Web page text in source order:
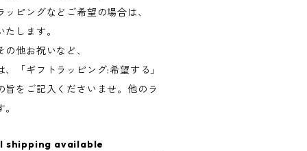
ピングなどご希望の場合は、
します。
他お祝いなど、
「ギフトラッピング:希望する」
をご記入くださいませ。他のラ
shipping available